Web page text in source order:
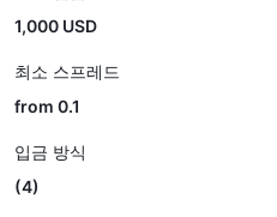
1,000 USD
최소 스프레드
from 0.1
입금 방식
(4)